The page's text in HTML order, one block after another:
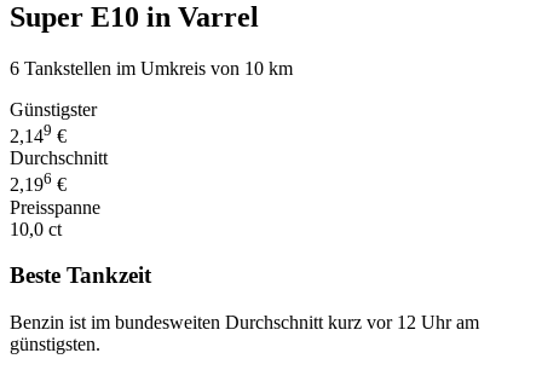
Super E10 in Varrel
6 Tankstellen im Umkreis von 10 km
Günstigster
2,149 €
Durchschnitt
2,196 €
Preisspanne
10,0 ct
Beste Tankzeit
Benzin ist im bundesweiten Durchschnitt kurz vor 12 Uhr am
günstigsten.